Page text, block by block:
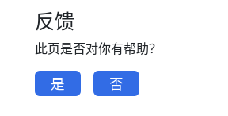
反馈
此页是否对你有帮助？
是 否